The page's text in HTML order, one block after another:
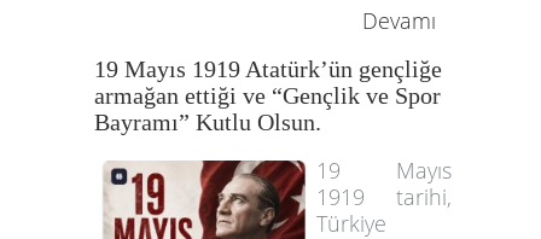
Devamı
19 Mayıs 1919 Atatürk’ün gençliğe
armağan ettiği ve “Gençlik ve Spor
Bayramı” Kutlu Olsun.
19 Mayıs
1919 tarihi,
Türkiye